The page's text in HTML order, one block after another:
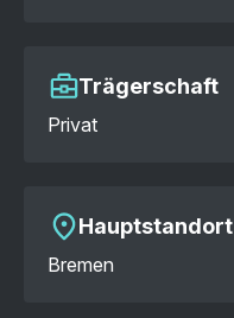
Trägerschaft
Privat
Hauptstandort
Bremen